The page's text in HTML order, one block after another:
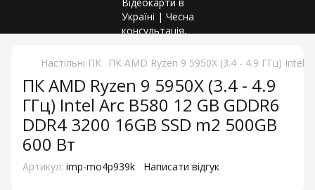
Настільні ПК ПК AMD Ryzen 9 5950X (3.4 - 4.9 ГГц) Intel
ПК AMD Ryzen 9 5950X (3.4 - 4.9
ГГц) Intel Arc B580 12 GB GDDR6
DDR4 3200 16GB SSD m2 500GB
600 Вт
Артикул: imp-mo4p939k Написати відгук